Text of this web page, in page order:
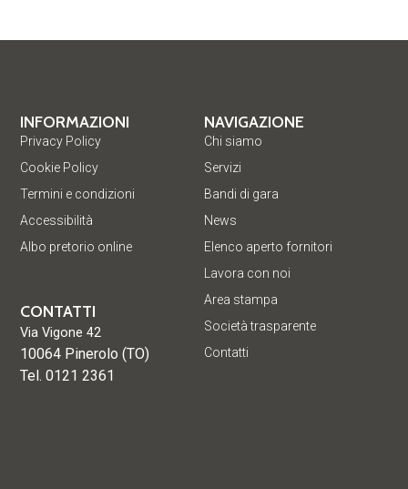
NAVIGAZIONE
Chi siamo
Servizi
Bandi di gara
News
Elenco aperto fornitori
Lavora con noi
Area stampa
Società trasparente
Contatti
INFORMAZIONI
Privacy Policy
Cookie Policy
Termini e condizioni
Accessibilità
Albo pretorio online
CONTATTI
Via Vigone 42
10064 Pinerolo (TO)
Tel. 0121 2361